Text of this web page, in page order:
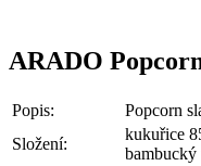
ARADO
Popis:
Popcorn
Složení:
kukuřice
bambucký